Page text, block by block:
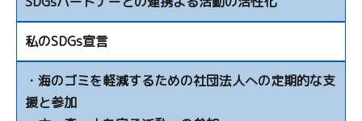
私のSDGs宣言
・海のゴミを軽減するための社団法人への定期的な支
援と参加